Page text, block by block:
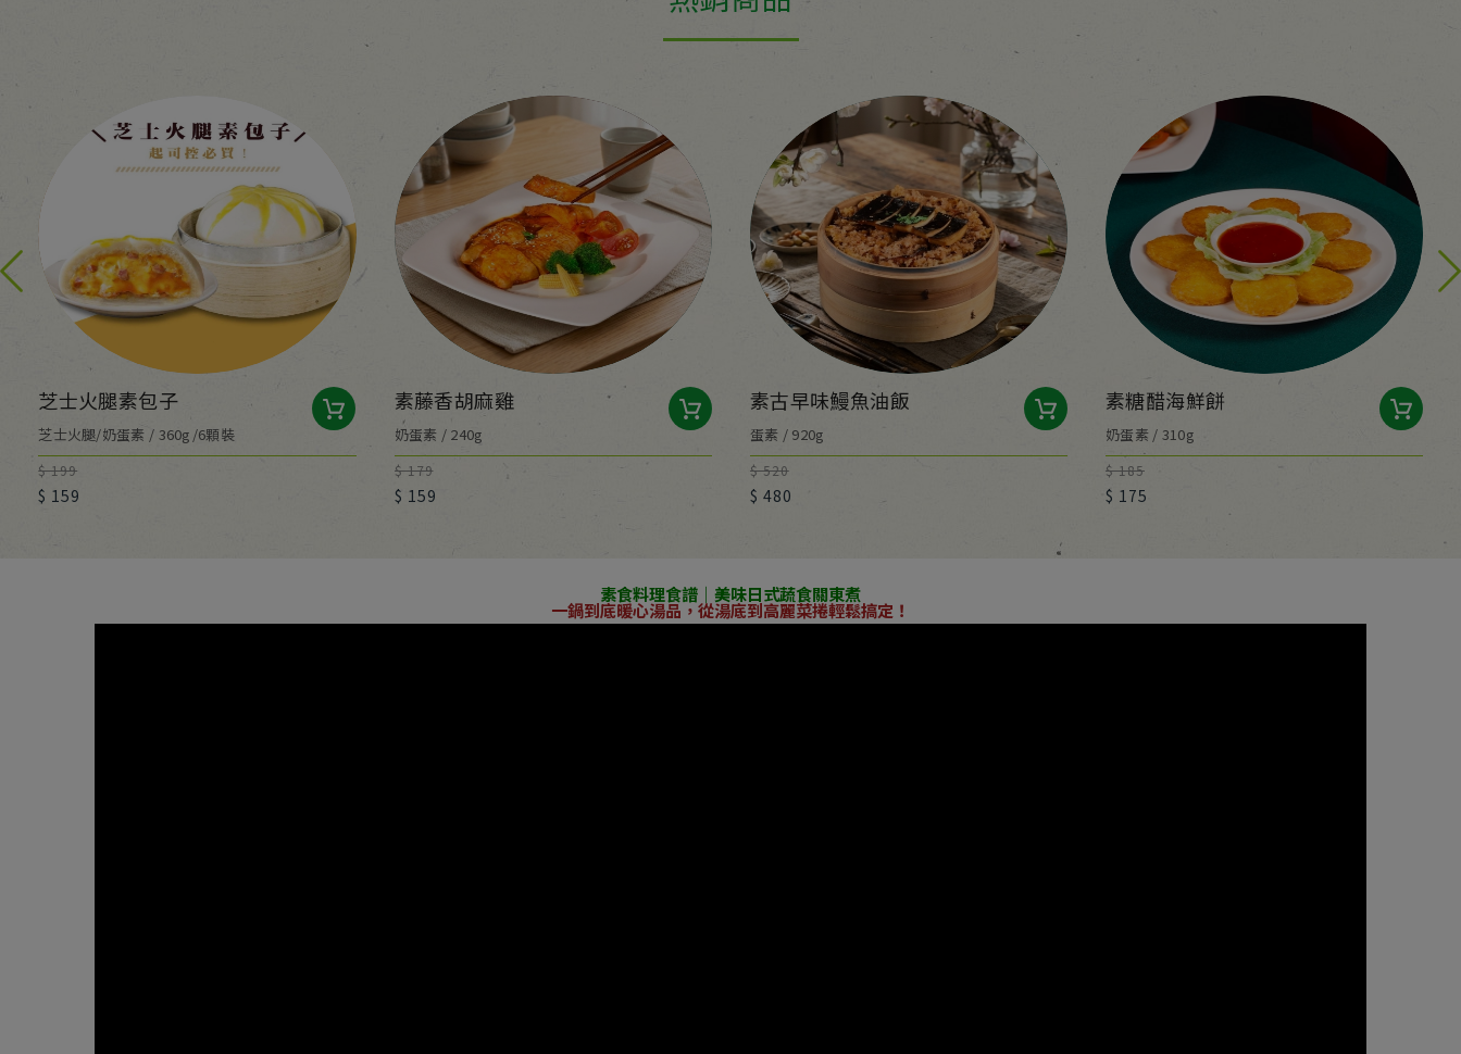
芝士火腿素包子
芝士火腿/奶蛋素 / 360g/6顆裝
$ 199
$ 159
素藤香胡麻雞
奶蛋素 / 240g
$ 179
$ 159
素古早味鰻魚油飯
蛋素 / 920g
$ 520
$ 480
素糖醋海鮮餅
奶蛋素 / 310g
$ 185
$ 175
素食料理食譜｜美味日式蔬食關東煮
一鍋到底暖心湯品，從湯底到高麗菜捲輕鬆搞定！